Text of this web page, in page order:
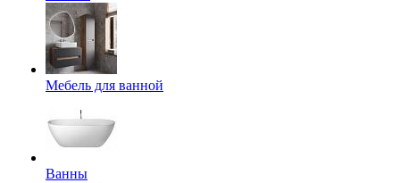
Мебель для ванной
Ванны